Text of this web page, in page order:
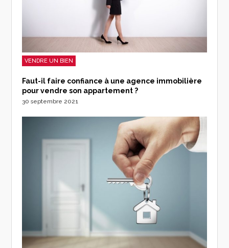
VENDRE UN BIEN
Faut-il faire confiance à une agence immobilière
pour vendre son appartement ?
30 septembre 2021